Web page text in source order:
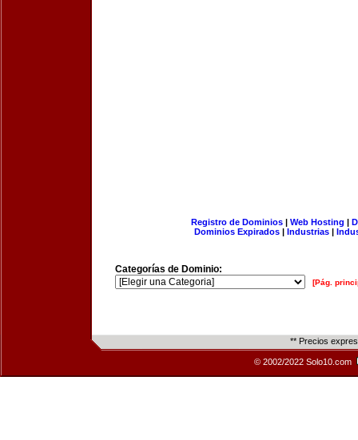
Registro de Dominios| Web Hosting |
Dominios Expirados | Industrias |
Categorías de Dominio:
[Pág.
** Precios
© 2002/2022 Solo10.com